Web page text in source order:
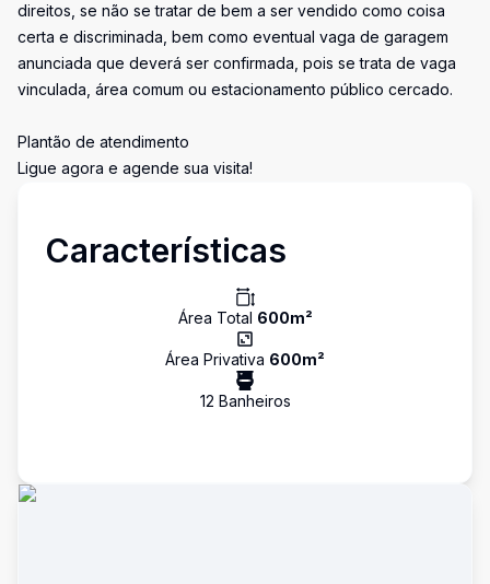
direitos, se não se tratar de bem a ser vendido como coisa
certa e discriminada, bem como eventual vaga de garagem
anunciada que deverá ser confirmada, pois se trata de vaga
vinculada, área comum ou estacionamento público cercado.
Plantão de atendimento
Ligue agora e agende sua visita!
Características
Área Total 600m²
Área Privativa 600m²
12 Banheiros